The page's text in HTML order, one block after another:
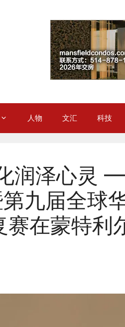
人物 文汇 科技
润泽心灵
九届全球
赛在蒙特利